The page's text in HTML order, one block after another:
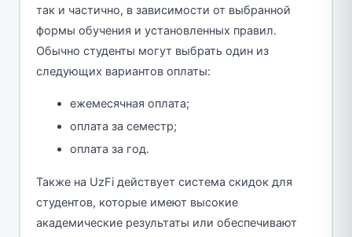
так и частично, в зависимости от выбранной
формы обучения и установленных правил.
Обычно студенты могут выбрать один из
следующих вариантов оплаты:
ежемесячная оплата;
оплата за семестр;
оплата за год.
Также на UzFi действует система скидок для
студентов, которые имеют высокие
академические результаты или обеспечивают